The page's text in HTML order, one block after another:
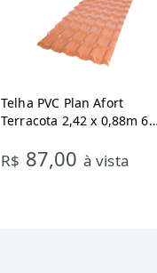
Telha PVC Plan Afort
Terracota 2,42 x 0,88m 6
R$ 87,00 à vista